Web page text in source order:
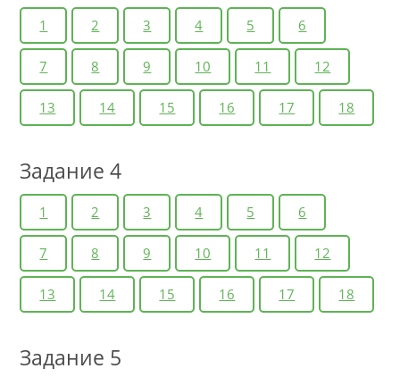
1 2 3 4 5 6
7 8 9 10 11 12
13 14 15 16 17 18
Задание 4
1 2 3 4 5 6
7 8 9 10 11 12
13 14 15 16 17 18
Задание 5